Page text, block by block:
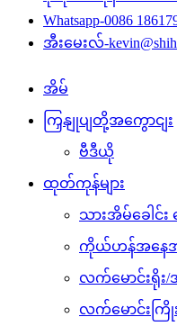
Whatsapp-0086
အီးမေးလ်-
အိမ်
ကြှနျုပျတို့အကွောငျး
ဗီဒီယို
ထုတ်ကုန်များ
သားအိမ်ခေါင်
ကိုယ်ဟန်အနေအ
လက်မောင်းရိုး/
လက်မောင်းက